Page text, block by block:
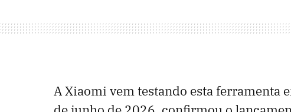
A Xiaomi vem testando esta ferramenta